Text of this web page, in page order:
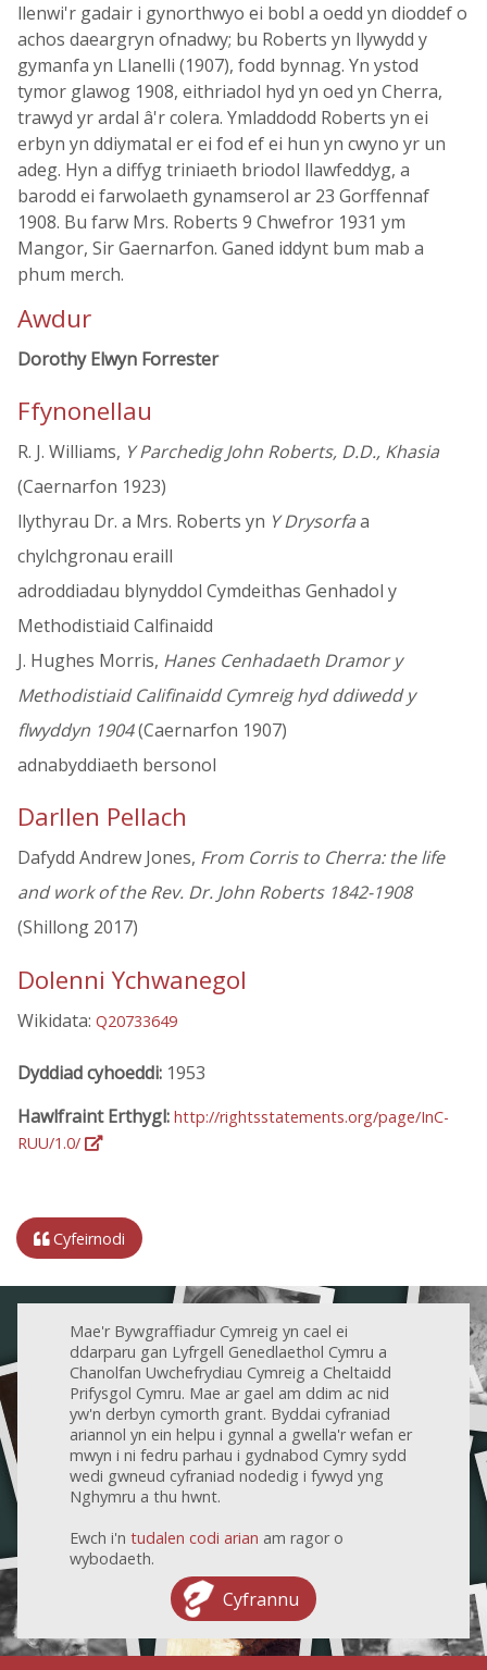
llenwi'r gadair i gynorthwyo ei bobl a oedd yn dioddef o
achos daeargryn ofnadwy; bu Roberts yn llywydd y
gymanfa yn Llanelli (1907), fodd bynnag. Yn ystod
tymor glawog 1908, eithriadol hyd yn oed yn Cherra,
trawyd yr ardal â'r colera. Ymladdodd Roberts yn ei
erbyn yn ddiymatal er ei fod ef ei hun yn cwyno yr un
adeg. Hyn a diffyg triniaeth briodol llawfeddyg, a
barodd ei farwolaeth gynamserol ar 23 Gorffennaf
1908. Bu farw Mrs. Roberts 9 Chwefror 1931 ym
Mangor, Sir Gaernarfon. Ganed iddynt bum mab a
phum merch.
Awdur
Dorothy Elwyn Forrester
Ffynonellau
R. J. Williams, Y Parchedig John Roberts, D.D., Khasia
(Caernarfon 1923)
llythyrau Dr. a Mrs. Roberts yn Y Drysorfaa
chylchgronau eraill
adroddiadau blynyddol Cymdeithas Genhadol y
Methodistiaid Calfinaidd
J. Hughes Morris, Hanes Cenhadaeth Dramor y
Methodistiaid Califinaidd Cymreig hyd ddiwedd y
flwyddyn 1904(Caernarfon 1907)
adnabyddiaeth bersonol
Darllen Pellach
Dafydd Andrew Jones, From Corris to Cherra: the life
and work of the Rev. Dr. John Roberts 1842-1908
(Shillong 2017)
Dolenni Ychwanegol
Wikidata: Q20733649
Dyddiad cyhoeddi: 1953
Hawlfraint Erthygl: http://rightsstatements.org/page/InC-
RUU/1.0/
Cyfeirnodi
Mae'r Bywgraffiadur Cymreig yn cael ei
ddarparu gan Lyfrgell Genedlaethol Cymru a
Chanolfan Uwchefrydiau Cymreig a Cheltaidd
Prifysgol Cymru. Mae ar gael am ddim ac nid
yw'n derbyn cymorth grant. Byddai cyfraniad
ariannol yn ein helpu i gynnal a gwella'r wefan er
mwyn i ni fedru parhau i gydnabod Cymry sydd
wedi gwneud cyfraniad nodedig i fywyd yng
Nghymru a thu hwnt.
Ewch i'n tudalen codi arian am ragor o
wybodaeth.
Cyfrannu